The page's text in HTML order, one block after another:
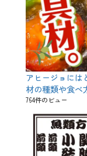
アヒージョには
材の種類や食べ
764件のビュー